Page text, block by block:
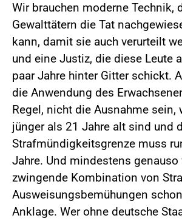
Wir brauchen moderne Technik,
Gewalttätern die Tat
kann, damit sie auch verurteilt
und eine Justiz, die diese Leute
paar Jahre hinter Gitter schickt.
die Anwendung des
Regel, nicht die Ausnahme sein,
jünger als 21 Jahre alt sind und
Strafmündigkeitsgrenze muss
Jahre. Und mindestens
zwingende Kombination von
Ausweisungsbemühungen
Anklage. Wer ohne deutsche